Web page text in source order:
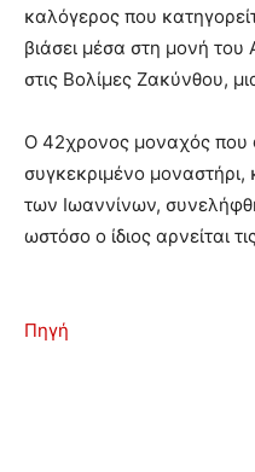
καλόγερος που
βιάσει μέσα στη μονή
στις Βολίμες Ζακύνθου,
Ο 42χρονος μοναχός που
συγκεκριμένο
των Ιωαννίνων,
ωστόσο ο ίδιος αρνείται
Πηγή